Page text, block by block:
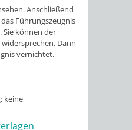
Anschließend
Führungszeugnis
Sie können der
Dann
vernichtet.
keine